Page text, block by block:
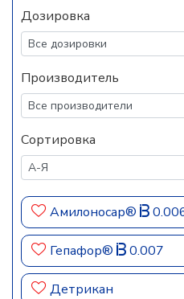
Дозировка
Производитель
Сортировка
Амилоносар®
Гепафор® 0.007
Детрикан